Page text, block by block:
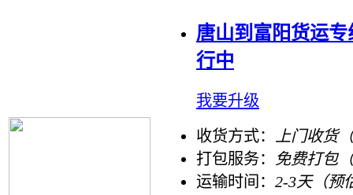
唐山到富阳货运
行中
我要升级
收货方式：
上门收货
打包服务：
免费打包
运输时间： 2-3天（预